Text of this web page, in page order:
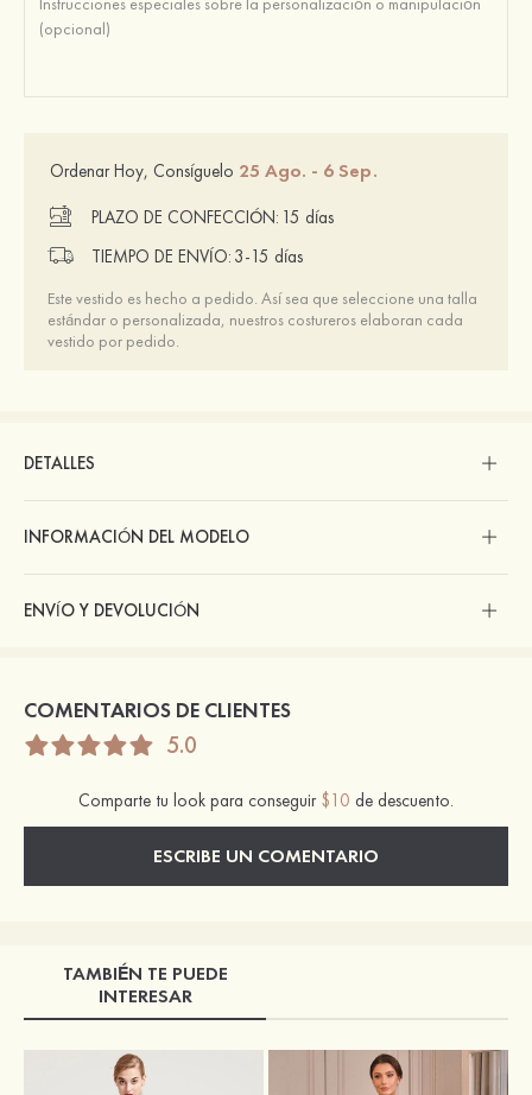
Ordenar Hoy, Consíguelo 25 Ago. - 6 Sep.
PLAZO DE CONFECCIÓN: 15 días
TIEMPO DE ENVÍO: 3-15 días
Este vestido es hecho a pedido. Así sea que seleccione una talla
estándar o personalizada, nuestros costureros elaboran cada
vestido por pedido.
DETALLES
INFORMACIÓN DEL MODELO
ENVÍO Y DEVOLUCIÓN
COMENTARIOS DE CLIENTES
5.0
Comparte tu look para conseguir $10 de descuento.
ESCRIBE UN COMENTARIO
TAMBIÉN TE PUEDE
INTERESAR